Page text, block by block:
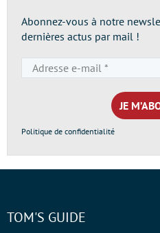
Abonnez-vous à notre
dernières actus par mail !
*
Politique de confidentialité
TOM'S GUIDE